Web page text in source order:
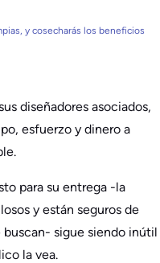
y cosecharás los beneficios
diseñadores asociados,
esfuerzo y dinero a
para su entrega -la
y están seguros de
sigue siendo inútil
la vea.